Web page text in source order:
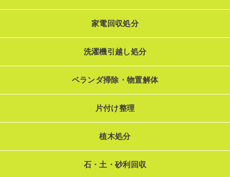
家電回収処分
洗濯機引越し処分
ベランダ掃除・物置解体
片付け整理
植木処分
石・土・砂利回収